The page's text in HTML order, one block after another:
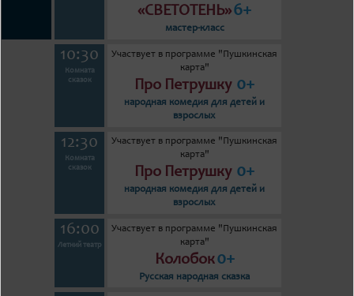
«СВЕТОТЕНЬ»6+
мастер-класс
10:30
Комната
сказок
Участвует в программе "Пушкинская
карта"
Про Петрушку 0+
народная комедия для детей и
взрослых
12:30
Комната
сказок
Участвует в программе "Пушкинская
карта"
Про Петрушку 0+
народная комедия для детей и
взрослых
16:00
Летний театр
Участвует в программе "Пушкинская
карта"
Колобок0+
Русская народная сказка